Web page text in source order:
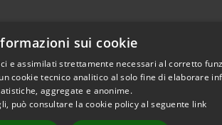
sui cookie
e assimilati strettamente necessari al corretto
cookie tecnico analitico al solo fine di elaborare
aggregate e anonime.
può consultare la cookie policy al seguente link